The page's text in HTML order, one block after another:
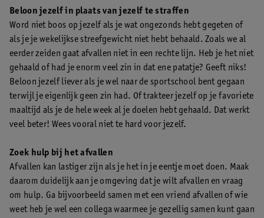
Beloon jezelf in plaats van jezelf te straffen
Word niet boos op jezelf als je wat ongezonds hebt gegeten of
als je je wekelijkse streefgewicht niet hebt behaald. Zoals we al
eerder zeiden gaat afvallen niet in een rechte lijn. Heb je het niet
gehaald of had je enorm veel zin in dat ene patatje? Geeft niks!
Beloon jezelf liever als je wel naar de sportschool bent gegaan
terwijl je eigenlijk geen zin had. Of trakteer jezelf op je favoriete
maaltijd als je de hele week al je doelen hebt gehaald. Dat werkt
veel beter! Wees vooral niet te hard voor jezelf.
Zoek hulp bij het afvallen
Afvallen kan lastiger zijn als je het in je eentje moet doen. Maak
daarom duidelijk aan je omgeving dat je wilt afvallen en vraag
om hulp. Ga bijvoorbeeld samen met een vriend afvallen of wie
weet heb je wel een collega waarmee je gezellig samen kunt gaan